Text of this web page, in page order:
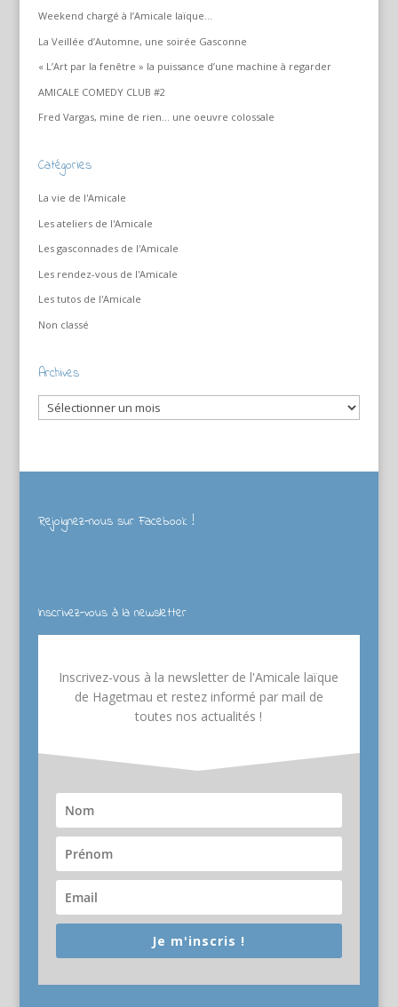
Weekend chargé à l’Amicale laïque…
La Veillée d’Automne, une soirée Gasconne
« L’Art par la fenêtre » la puissance d’une machine à regarder
AMICALE COMEDY CLUB #2
Fred Vargas, mine de rien… une oeuvre colossale
Catégories
La vie de l'Amicale
Les ateliers de l'Amicale
Les gasconnades de l'Amicale
Les rendez-vous de l'Amicale
Les tutos de l'Amicale
Non classé
Archives
Archives
Rejoignez-nous sur Facebook !
Inscrivez-vous à la newsletter
Inscrivez-vous à la newsletter de l'Amicale laïque
de Hagetmau et restez informé par mail de
toutes nos actualités !
Je m'inscris !